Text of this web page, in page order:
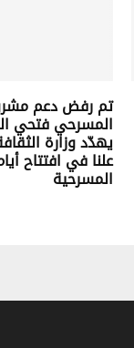
تم رفض دعم
المسرحي فتحي
يهدّد وزارة
علنا في افتتاح
المسرحية